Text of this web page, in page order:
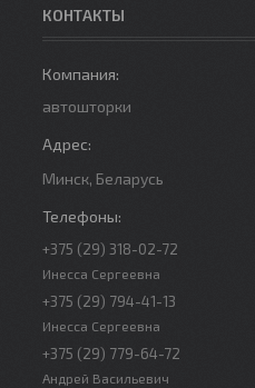
КОНТАКТЫ
автошторки
Минск, Беларусь
+375 (29) 318-02-72
Инесса Сергеевна
+375 (29) 794-41-13
Инесса Сергеевна
+375 (29) 779-64-72
Андрей Васильевич